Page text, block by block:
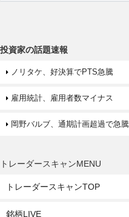
投資家の話題速報
ノリタケ、好決算でPTS急騰
雇用統計、雇用者数マイナス
岡野バルブ、通期計画超過で急騰
トレーダースキャンMENU
トレーダースキャンTOP
銘柄LIVE